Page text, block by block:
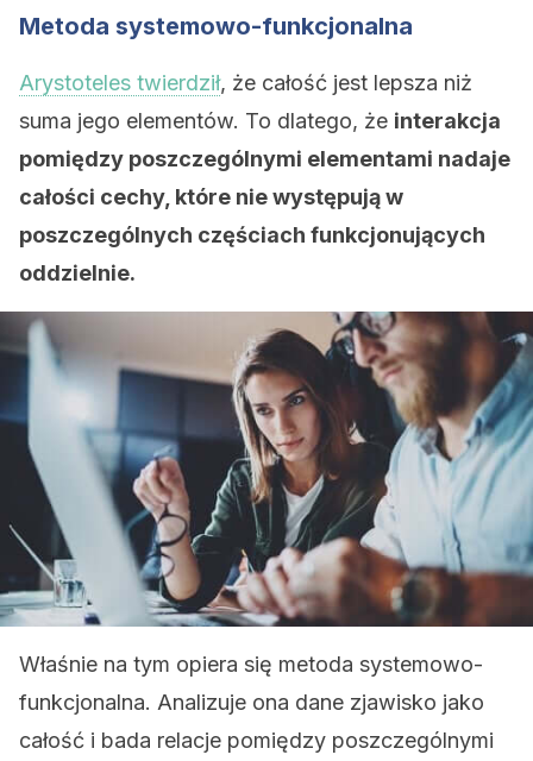
Metoda systemowo-funkcjonalna
Arystoteles twierdził, że całość jest lepsza niż
suma jego elementów. To dlatego, że interakcja
pomiędzy poszczególnymi elementami nadaje
całości cechy, które nie występują w
poszczególnych częściach funkcjonujących
oddzielnie.
Właśnie na tym opiera się metoda systemowo-
funkcjonalna. Analizuje ona dane zjawisko jako
całość i bada relacje pomiędzy poszczególnymi